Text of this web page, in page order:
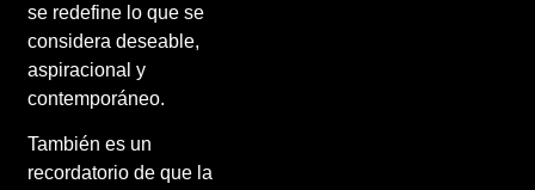
se redefine lo que se
considera deseable,
aspiracional y
contemporáneo.
También es un
recordatorio de que la